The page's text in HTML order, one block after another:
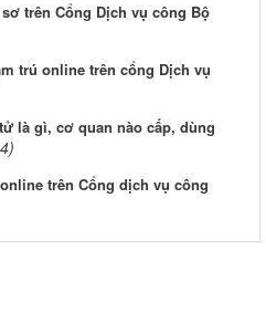
trên Cổng Dịch vụ công Bộ
trú online trên cổng Dịch vụ
là gì, cơ quan nào cấp, dùng
trên Cổng dịch vụ công